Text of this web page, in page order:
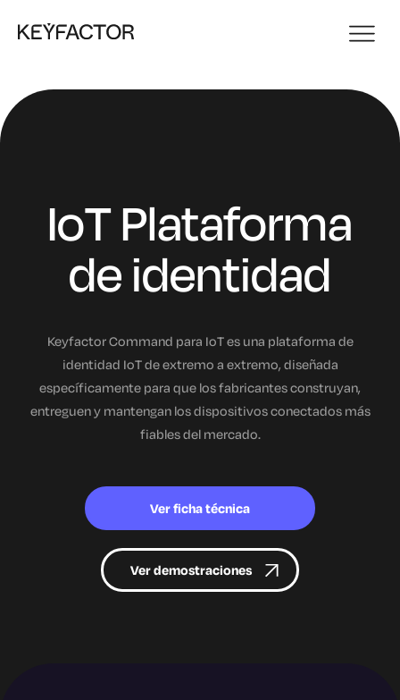
IoT Plataforma
de identidad
Keyfactor Command para IoT es una plataforma de
identidad IoT de extremo a extremo, diseñada
específicamente para que los fabricantes construyan,
entreguen y mantengan los dispositivos conectados más
fiables del mercado.
Ver ficha técnica
Ver demostraciones